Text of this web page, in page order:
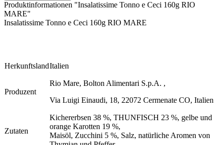
Produktinformationen "Insalatissime Tonno e Ceci 160g RIO
MARE"
Insalatissime Tonno e Ceci 160g RIO MARE
HerkunftslandItalien
Produzent
Rio Mare, Bolton Alimentari S.p.A. ,
Via Luigi Einaudi, 18, 22072 Cermenate CO, Italien
Zutaten
Kichererbsen 38 %, THUNFISCH 23 %, gelbe und
orange Karotten 19 %,
Maisöl, Zucchini 5 %, Salz, natürliche Aromen von